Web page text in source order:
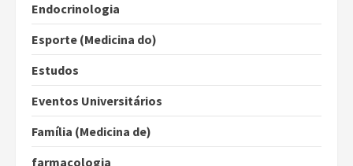
Endocrinologia
Esporte (Medicina do)
Estudos
Eventos Universitários
Família (Medicina de)
farmacologia